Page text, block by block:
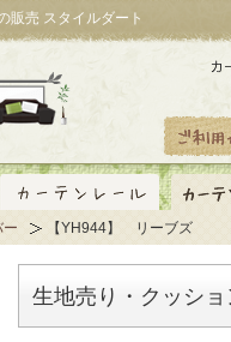
販売 スタイルダート
【YH944】 リーブズ
生地売り・クッシ